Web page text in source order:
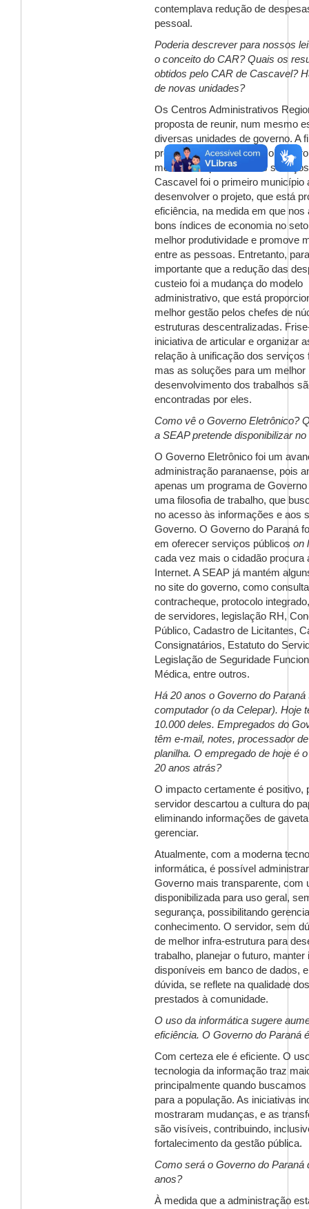
contemplava redução de
pessoal.
Poderia descrever para nossos
o conceito do CAR? Quais os
obtidos pelo CAR de Cascavel?
de novas unidades?
Os Centros Administrativos
proposta de reunir, num mesmo
diversas unidades de governo. A
projeto é integrar ações com o
melhorar a qualidade dos
Cascavel foi o primeiro município
desenvolver o projeto, que está
eficiência, na medida em que nos
bons índices de economia no
melhor produtividade e promove
entre as pessoas. Entretanto,
importante que a redução das
custeio foi a mudança do modelo
administrativo, que está
melhor gestão pelos chefes de
estruturas descentralizadas.
iniciativa de articular e organizar
relação à unificação dos serviços
mas as soluções para um melhor
desenvolvimento dos trabalhos
encontradas por eles.
Como vê o Governo Eletrônico?
a SEAP pretende disponibilizar
O Governo Eletrônico foi um
administração paranaense, pois
apenas um programa de
uma filosofia de trabalho, que
no acesso às informações e aos
Governo. O Governo do Paraná
em oferecer serviços públicos on
cada vez mais o cidadão procura
Internet. A SEAP já mantém
no site do governo, como
contracheque, protocolo
de servidores, legislação RH,
Público, Cadastro de Licitantes,
Consignatários, Estatuto do
Legislação de Seguridade
Médica, entre outros.
Há 20 anos o Governo do Paraná
computador (o da Celepar). Hoje
10.000 deles. Empregados do
têm e-mail, notes, processador
planilha. O empregado de hoje é
20 anos atrás?
O impacto certamente é positivo,
servidor descartou a cultura do
eliminando informações de
gerenciar.
Atualmente, com a moderna
informática, é possível
Governo mais transparente, com
disponibilizada para uso geral,
segurança, possibilitando
conhecimento. O servidor, sem
de melhor infra-estrutura para
trabalho, planejar o futuro, manter
disponíveis em banco de dados,
dúvida, se reflete na qualidade
prestados à comunidade.
O uso da informática sugere
eficiência. O Governo do Paraná
Com certeza ele é eficiente. O
tecnologia da informação traz
principalmente quando
para a população. As iniciativas
mostraram mudanças, e as
são visíveis, contribuindo,
fortalecimento da gestão pública.
Como será o Governo do Paraná
anos?
À medida que a administração